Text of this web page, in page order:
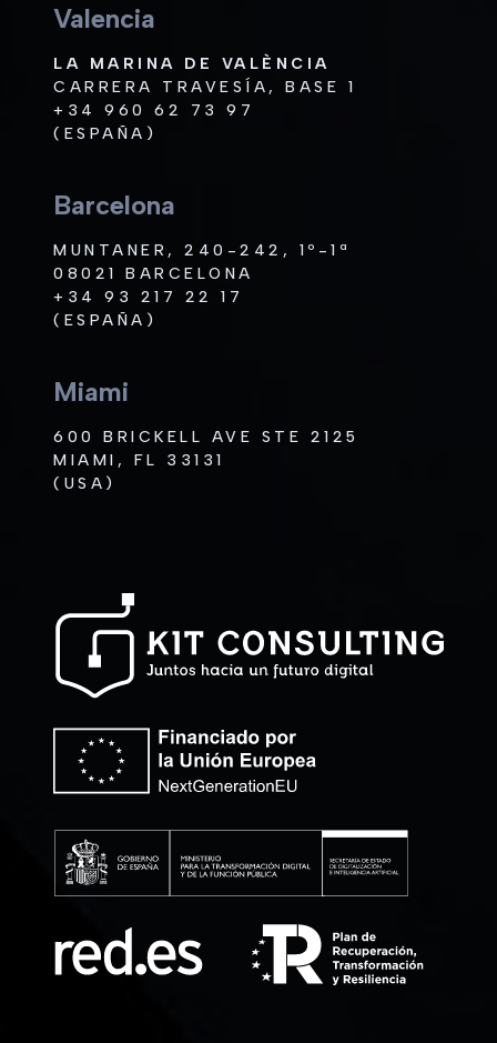
Valencia
LA MARINA DE VALÈNCIA
CARRERA TRAVESÍA, BASE 1
+34 960 62 73 97
(ESPAÑA)
Barcelona
MUNTANER, 240-242, 1º-1ª
08021 BARCELONA
+34 93 217 22 17
(ESPAÑA)
Miami
600 BRICKELL AVE STE 2125
MIAMI, FL 33131
(USA)